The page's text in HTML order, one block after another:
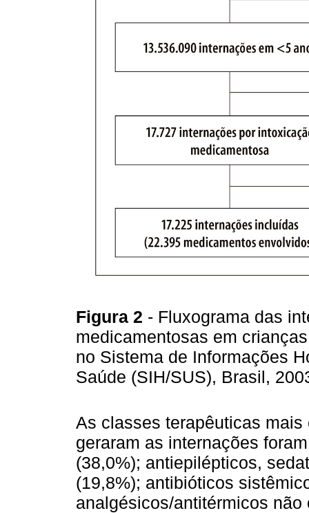
Figura 2 - Fluxograma das
medicamentosas em
no Sistema de Informações
Saúde (SIH/SUS), Brasil,
As classes terapêuticas
geraram as internações
(38,0%); antiepilépticos,
(19,8%); antibióticos
analgésicos/antitérmicos não